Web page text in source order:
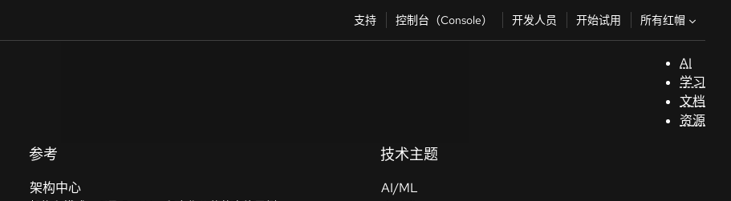
支持 控制台（Console） 开发人员 开始试用 所有红帽
AI
学习
文档
资源
参考
架构中心
技术主题
AI/ML